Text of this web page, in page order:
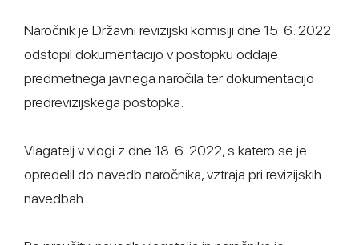
Naročnik je Državni revizijski komisiji dne 15. 6. 2022
odstopil dokumentacijo v postopku oddaje
predmetnega javnega naročila ter dokumentacijo
predrevizijskega postopka.
Vlagatelj v vlogi z dne 18. 6. 2022, s katero se je
opredelil do navedb naročnika, vztraja pri revizijskih
navedbah.